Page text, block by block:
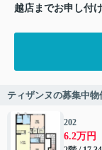
越店までお申し付
ティザンヌの募集中物
202
6.2万円